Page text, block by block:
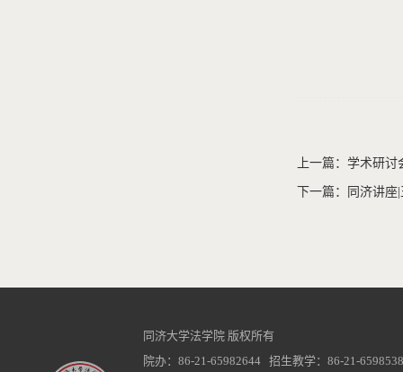
上一篇：学术研
下一篇：同济讲
同济大学法学院 版权所有
院办：86-21-65982644 招生教学：86-21-